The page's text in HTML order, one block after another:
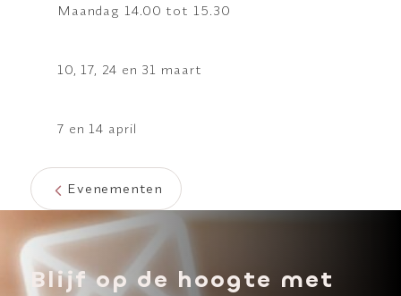
Maandag 14.00 tot 15.30
10, 17, 24 en 31 maart
7 en 14 april
Evenementen
Blijf op de hoogte met